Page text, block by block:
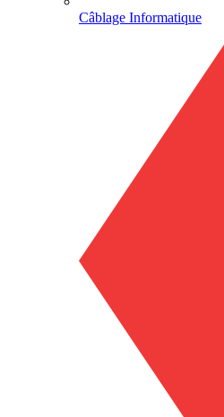
Câblage Informatique